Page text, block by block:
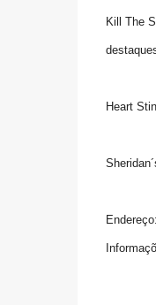
Kill The
Heart